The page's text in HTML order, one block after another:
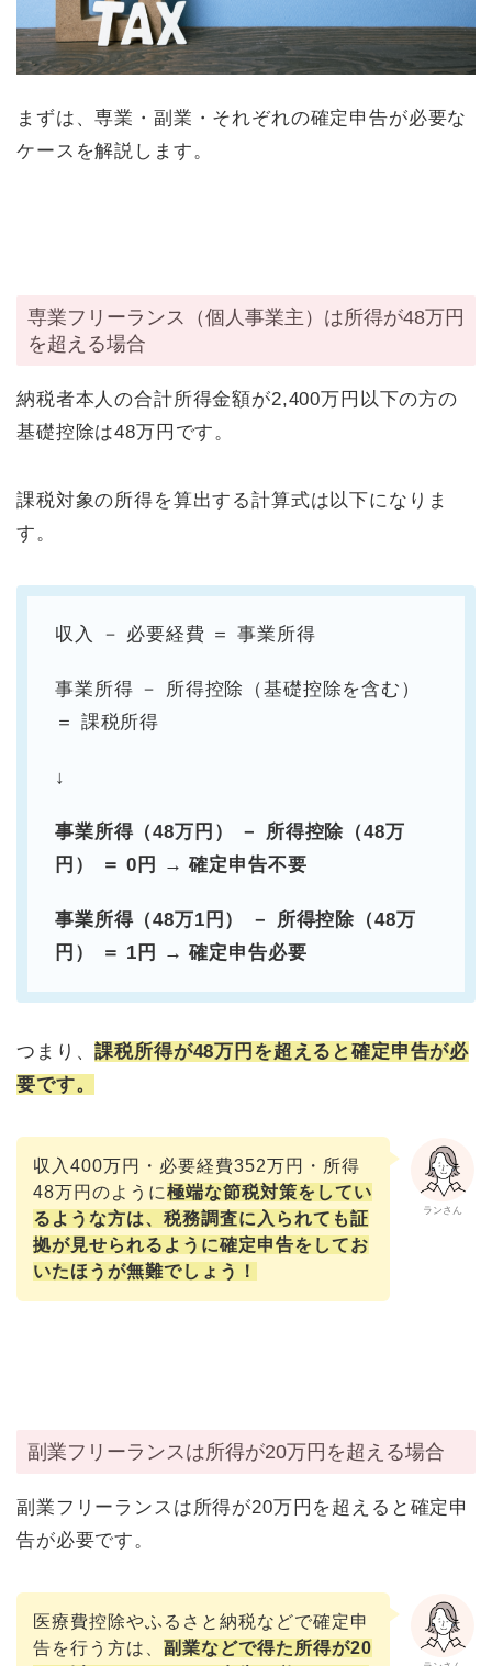
まずは、専業・副業・それぞれの確定申告が必要な
ケースを解説します。
専業フリーランス（個人事業主）は所得が48万円
を超える場合
納税者本人の合計所得金額が2,400万円以下の方の
基礎控除は48万円です。
課税対象の所得を算出する計算式は以下になりま
す。
収入 － 必要経費 ＝ 事業所得
事業所得 － 所得控除（基礎控除を含む）
＝ 課税所得
↓
事業所得（48万円） － 所得控除（48万
円） ＝ 0円 → 確定申告不要
事業所得（48万1円） － 所得控除（48万
円） ＝ 1円 → 確定申告必要
つまり、課税所得が48万円を超えると確定申告が必
要です。
ランさん
収入400万円・必要経費352万円・所得
48万円のように極端な節税対策をしてい
るような方は、税務調査に入られても証
拠が見せられるように確定申告をしてお
いたほうが無難でしょう！
副業フリーランスは所得が20万円を超える場合
副業フリーランスは所得が20万円を超えると確定申
告が必要です。
医療費控除やふるさと納税などで確定申
告を⾏う方は、 副業などで得た所得が20